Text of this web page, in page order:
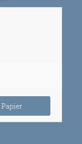
Papier